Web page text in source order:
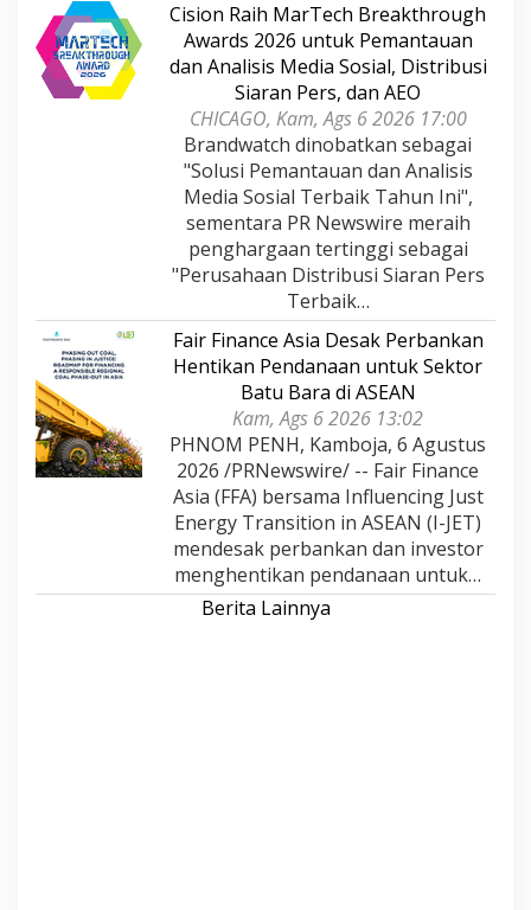
Cision Raih MarTech Breakthrough
Awards 2026 untuk Pemantauan
dan Analisis Media Sosial, Distribusi
Siaran Pers, dan AEO
CHICAGO, Kam, Ags 6 2026 17:00
Brandwatch dinobatkan sebagai
"Solusi Pemantauan dan Analisis
Media Sosial Terbaik Tahun Ini",
sementara PR Newswire meraih
penghargaan tertinggi sebagai
"Perusahaan Distribusi Siaran Pers
Terbaik…
Fair Finance Asia Desak Perbankan
Hentikan Pendanaan untuk Sektor
Batu Bara di ASEAN
Kam, Ags 6 2026 13:02
PHNOM PENH, Kamboja, 6 Agustus
2026 /PRNewswire/ -- Fair Finance
Asia (FFA) bersama Influencing Just
Energy Transition in ASEAN (I-JET)
mendesak perbankan dan investor
menghentikan pendanaan untuk…
Berita Lainnya